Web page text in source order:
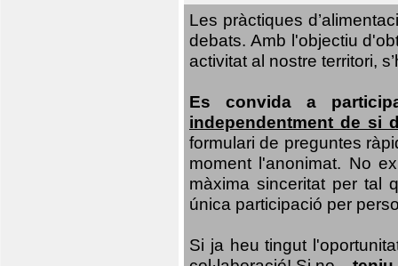
Les pràctiques
debats. Amb l'objectiu
activitat al nostre territori,
Es convida a
independentment de si
formulari de preguntes
moment l'anonimat. No
màxima sinceritat per tal
única participació per
Si ja heu tingut